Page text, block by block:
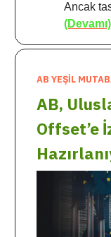
Ancak
(Devamı)
AB YEŞİL
AB,
Offset’e